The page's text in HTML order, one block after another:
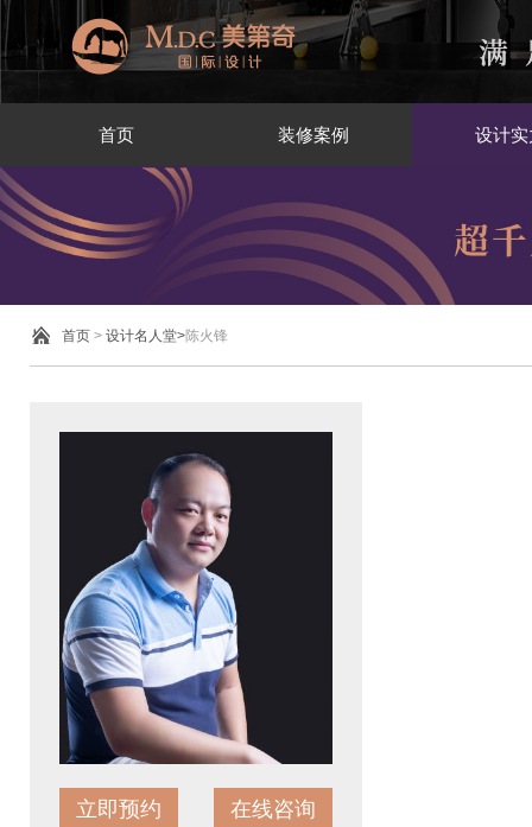
首页 装修案例 设计
首页 > 设计名人堂>陈火锋
立即预约 在线咨询